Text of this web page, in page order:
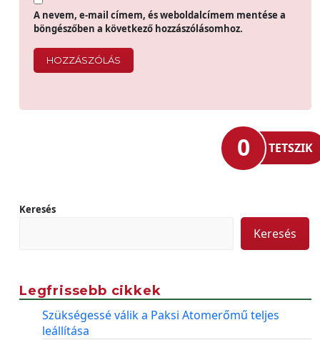
A nevem, e-mail címem, és weboldalcímem mentése a
böngészőben a következő hozzászólásomhoz.
0 TETSZIK
Keresés
Keresés
Legfrissebb cikkek
Szükségessé válik a Paksi Atomerőmű teljes
leállítása